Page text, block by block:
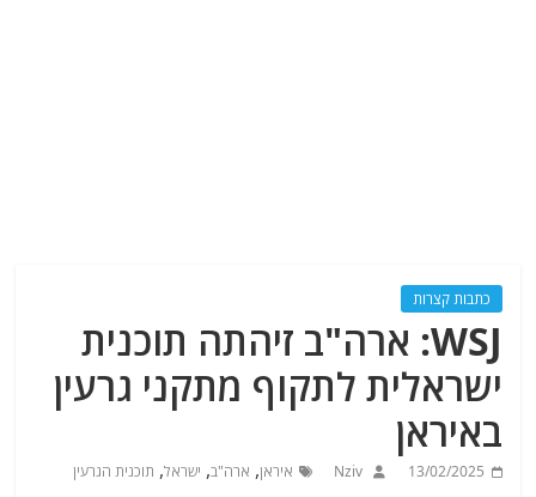
כתבות קצרות
WSJ: ארה"ב זיהתה תוכנית
ישראלית לתקוף מתקני גרעין
באיראן
13/02/2025
Nziv איראן, ארה"ב, ישראל, תוכנית הגרעין